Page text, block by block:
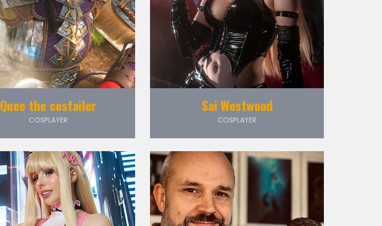
Quee the cosfailer
COSPLAYER
Sai Westwood
COSPLAYER